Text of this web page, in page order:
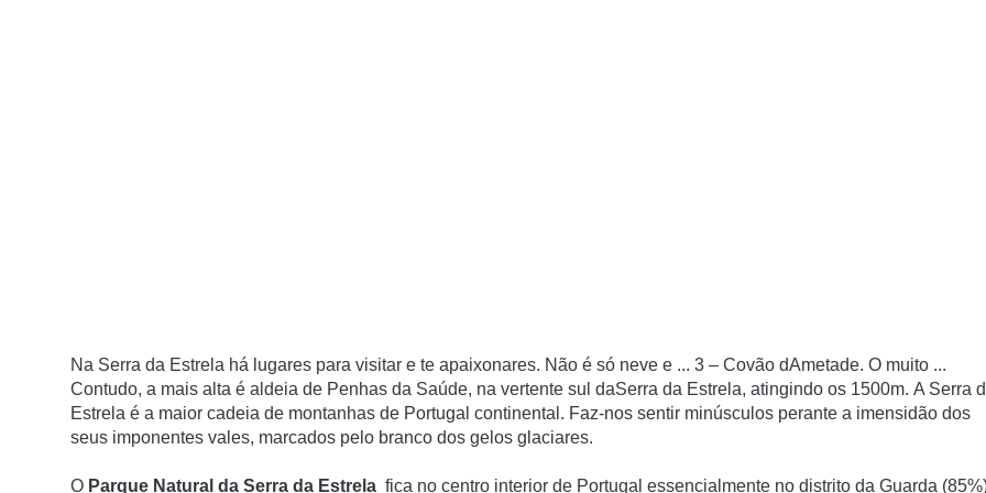
Na Serra da Estrela há lugares para visitar e te apaixonares. Não é só neve e ... 3 – Covão dAmetade. O muito ...
Contudo, a mais alta é aldeia de Penhas da Saúde, na vertente sul daSerra da Estrela, atingindo os 1500m. A Serra
Estrela é a maior cadeia de montanhas de Portugal continental. Faz-nos sentir minúsculos perante a imensidão dos
seus imponentes vales, marcados pelo branco dos gelos glaciares.
O Parque Natural da Serra da Estrela fica no centro interior de Portugal essencialmente no distrito da Guarda